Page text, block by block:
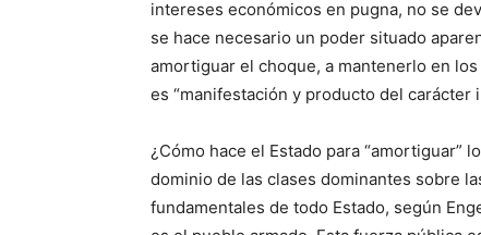
intereses económicos en pugna, no se
se hace necesario un poder situado
amortiguar el choque, a mantenerlo en
es “manifestación y producto del
¿Cómo hace el Estado para “amortiguar”
dominio de las clases dominantes sobre
fundamentales de todo Estado, según